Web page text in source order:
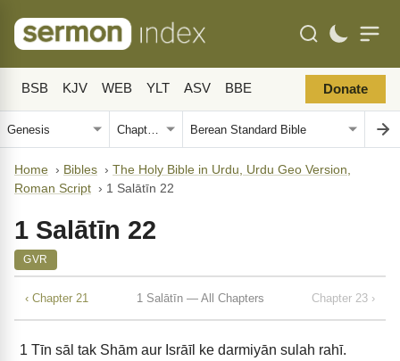
BSB KJV WEB YLT ASV BBE Donate
Home › Bibles › The Holy Bible in Urdu, Urdu Geo Version,
Roman Script › 1 Salātīn 22
1 Salātīn 22
GVR
‹ Chapter 21 1 Salātīn — All Chapters Chapter 23 ›
1 Tīn sāl tak Shām aur Isrāīl ke darmiyān sulah rahī.